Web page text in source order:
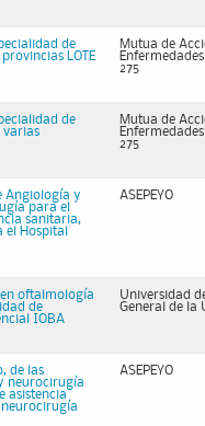
de
LOTE
Mutua de
275
de
varias
Mutua de
275
Angiología y
para el
sanitaria,
el Hospital
ASEPEYO
oftalmología
de
IOBA
Universidad
General de la
de las
neurocirugía
asistencia
ASEPEYO